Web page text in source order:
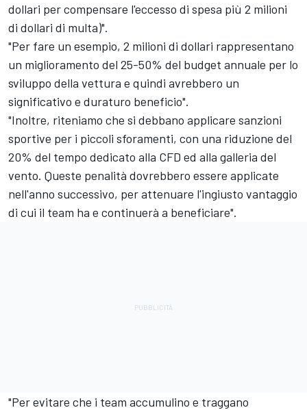
dollari per compensare l'eccesso di spesa più 2 milioni
di dollari di multa)".
"Per fare un esempio, 2 milioni di dollari rappresentano
un miglioramento del 25-50% del budget annuale per lo
sviluppo della vettura e quindi avrebbero un
significativo e duraturo beneficio".
"Inoltre, riteniamo che si debbano applicare sanzioni
sportive per i piccoli sforamenti, con una riduzione del
20% del tempo dedicato alla CFD ed alla galleria del
vento. Queste penalità dovrebbero essere applicate
nell'anno successivo, per attenuare l'ingiusto vantaggio
di cui il team ha e continuerà a beneficiare".
"Per evitare che i team accumulino e traggano